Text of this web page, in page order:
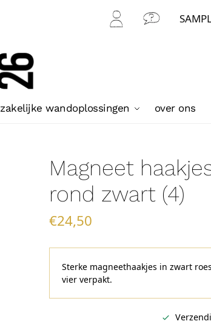
Mijn
Con
zakelijke wandoplossingen over ons
Magneet
rond zwart (4)
€24,50
Sterke magneethaakjes in zwart
vier verpakt.